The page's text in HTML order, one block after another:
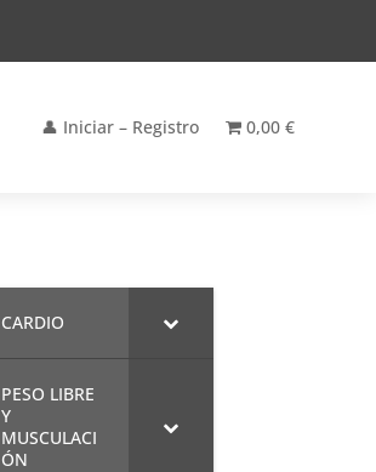
👤 Iniciar – Registro 0,00 €
CARDIO
PESO LIBRE
Y
MUSCULACI
ÓN